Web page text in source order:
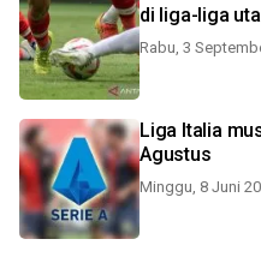
di liga-liga
Rabu, 3
Liga Italia
Agustus
Minggu, 8 Juni